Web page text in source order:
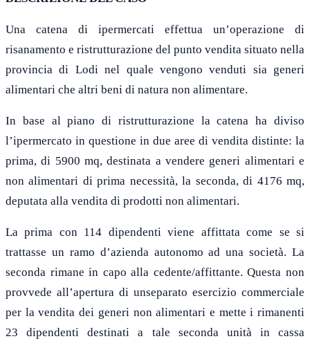
Una catena di ipermercati effettua un’operazione di
risanamento e ristrutturazione del punto vendita situato nella
provincia di Lodi nel quale vengono venduti sia generi
alimentari che altri beni di natura non alimentare.
In base al piano di ristrutturazione la catena ha diviso
l’ipermercato in questione in due aree di vendita distinte: la
prima, di 5900 mq, destinata a vendere generi alimentari e
non alimentari di prima necessità, la seconda, di 4176 mq,
deputata alla vendita di prodotti non alimentari.
La prima con 114 dipendenti viene affittata come se si
trattasse un ramo d’azienda autonomo ad una società. La
seconda rimane in capo alla cedente/affittante. Questa non
provvede all’apertura di unseparato esercizio commerciale
per la vendita dei generi non alimentari e mette i rimanenti
23 dipendenti destinati a tale seconda unità in cassa